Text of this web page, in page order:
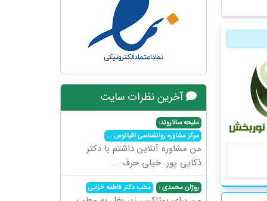
آخرین نظرات سایت
ملیحه سالاروند:
مرکز مشاوره روانشناسی اقیانوس...
من مشاوره آنلاین داشتم با دکتر
ذکایی پور. خیلی حرف ...
روژان محمدی : مطب دکتر فاطمه خزایی